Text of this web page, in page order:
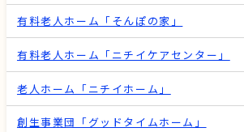
有料老人ホーム「そんぽの家」
有料老人ホーム「ニチイケアセンター」
老人ホーム「ニチイホーム」
創生事業団「グッドタイムホーム」